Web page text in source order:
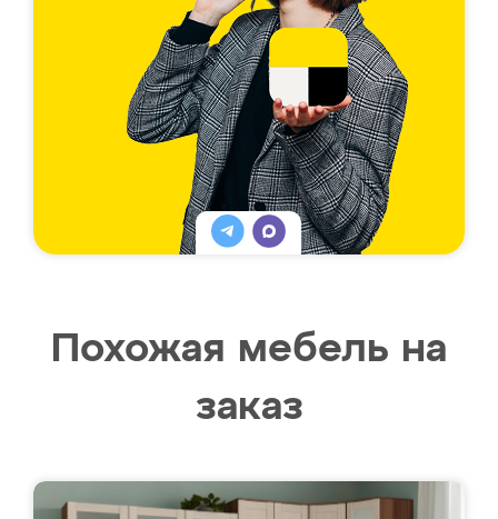
Похожая мебель на
заказ